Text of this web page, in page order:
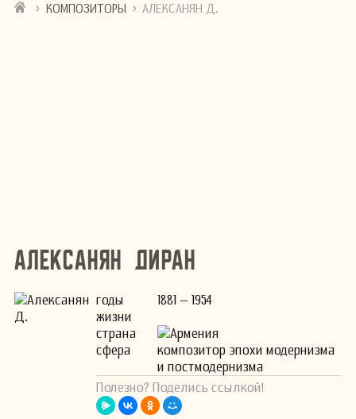
› КОМПОЗИТОРЫ › АЛЕКСАНЯН Д.
Алексанян Диран
годы
жизни
1881 – 1954
страна
Армения
сфера
композитор эпохи модернизма
и постмодернизма
Полезно? Поделись ссылкой!